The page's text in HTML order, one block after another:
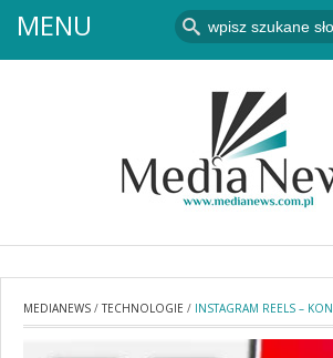
MENU
MEDIANEWS /TECHNOLOGIE / INSTAGRAM REELS –